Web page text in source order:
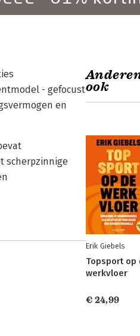
- gefocust
en
scherpzinnige
ook
Erik Giebels
Topsport op
werkvloer
€ 24,99